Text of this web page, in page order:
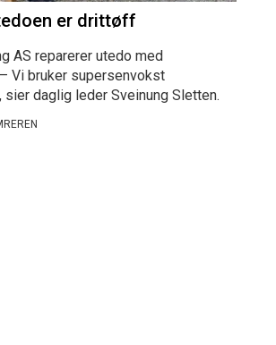
er drittøff
AS reparerer utedo med
Vi bruker supersenvokst
sier daglig leder Sveinung Sletten.